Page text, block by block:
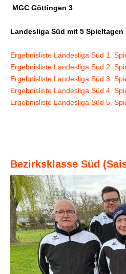
MGC Göttingen 3
Landesliga Süd mit 5 Spieltagen
Ergebnisliste Landesliga Süd 1.
Ergebnisliste Landesliga Süd 2.
Ergebnisliste Landesliga Süd 3.
Ergebnisliste Landesliga Süd 4.
Ergebnisliste Landesliga Süd 5.
Bezirksklasse Süd